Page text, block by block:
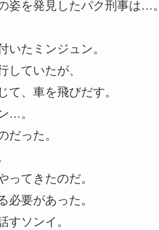
姿を発見したパク刑事は…。
いたミンジュン。
していたが、
て、車を飛びだす。
…。
だった。
てきたのだ。
必要があった。
すソンイ。